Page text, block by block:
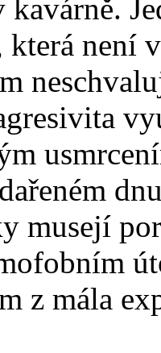
není
musejí
z mála